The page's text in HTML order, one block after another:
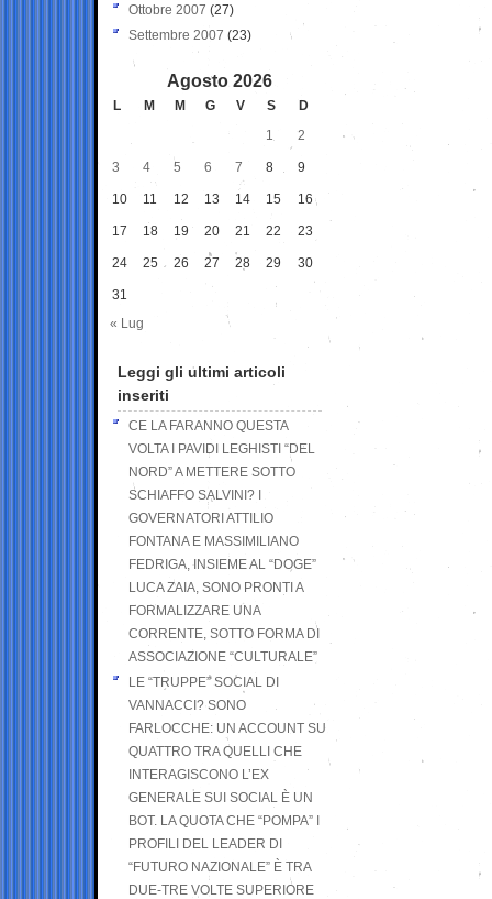
Ottobre 2007 (27)
Settembre 2007 (23)
Agosto 2026
L M M G V S
D
1
2
3 4 5 6 7 8 9
10 11 12 13 14 15 16
17 18 19 20 21 22 23
24 25 26 27 28 29 30
31
« Lug
Leggi gli ultimi articoli
inseriti
CE LA FARANNO QUESTA
VOLTA I PAVIDI LEGHISTI “DEL
NORD” A METTERE SOTTO
SCHIAFFO SALVINI? I
GOVERNATORI ATTILIO
FONTANA E MASSIMILIANO
FEDRIGA, INSIEME AL “DOGE”
LUCA ZAIA, SONO PRONTI A
FORMALIZZARE UNA
CORRENTE, SOTTO FORMA DI
ASSOCIAZIONE “CULTURALE”
LE “TRUPPE” SOCIAL DI
VANNACCI? SONO
FARLOCCHE: UN ACCOUNT SU
QUATTRO TRA QUELLI CHE
INTERAGISCONO L’EX
GENERALE SUI SOCIAL È UN
BOT. LA QUOTA CHE “POMPA” I
PROFILI DEL LEADER DI
“FUTURO NAZIONALE” È TRA
DUE-TRE VOLTE SUPERIORE